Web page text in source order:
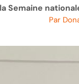
Semaine
Par